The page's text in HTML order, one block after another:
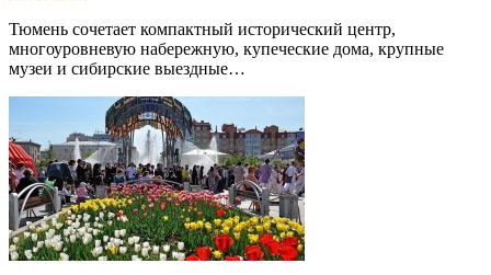
Тюмень сочетает компактный исторический центр,
многоуровневую набережную, купеческие дома, крупные
музеи и сибирские выездные…